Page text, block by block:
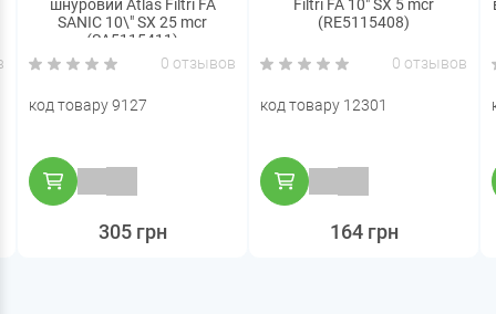
шнуровий Atlas Filtri FA
SANIC 10\" SX 25 mcr
(SA5115411)
0 отзывов
код товару 9127
305 грн
Filtri FA 10" SX 5 mcr
(RE5115408)
0 отзывов
код товару 12301
164 грн